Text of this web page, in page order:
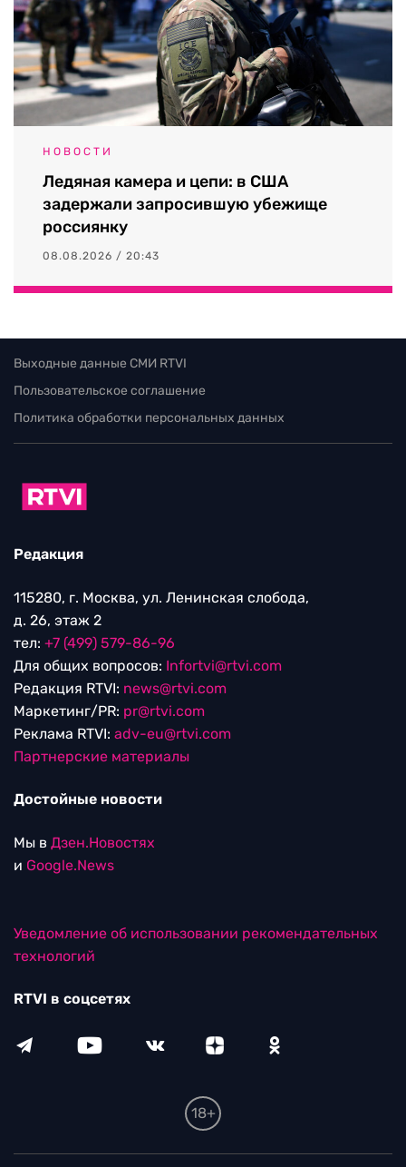
НОВОСТИ
Ледяная камера и цепи: в США
задержали запросившую убежище
россиянку
08.08.2026 / 20:43
Выходные данные СМИ RTVI
Пользовательское соглашение
Политика обработки персональных данных
Редакция
115280, г. Москва, ул. Ленинская слобода,
д. 26, этаж 2
тел: +7 (499) 579-86-96
Для общих вопросов: Infortvi@rtvi.com
Редакция RTVI: news@rtvi.com
Маркетинг/PR: pr@rtvi.com
Реклама RTVI: adv-eu@rtvi.com
Партнерские материалы
Достойные новости
Мы в Дзен.Новостях
и Google.News
Уведомление об использовании рекомендательных
технологий
RTVI в соцсетях
18+